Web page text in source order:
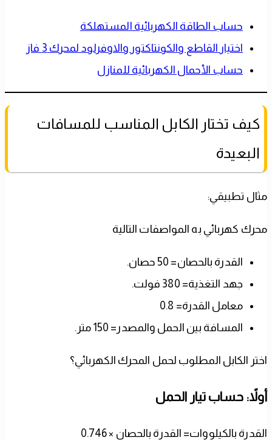
حساب الطاقة الكهربائية المستهلكة
اختيار القاطع والكونتاكتور والاوفرلود لمحرك 3 فاز
حساب الأحمال الكهربائية للمنازل
كيف تختار الكابل المناسب للمسافات
البعيدة
مثال تطبيقي:
محرك كهربائي به المواصفات التالية
القدرة بالحصان= 50 حصان.
جهد التغذية= 380 فولت.
معامل القدرة= 0.8
المسافة بين الحمل والمصدر= 150 متر.
اختر الكابل المطلوب لحمل المحرك الكهربائي؟
أولاً: حساب تيار الحمل
القدرة بالكيلووات= القدرة بالحصان × 0.746